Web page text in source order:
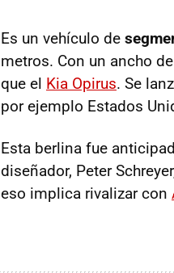
Es un vehículo de
metros. Con un ancho
que el Kia Opirus. Se
por ejemplo Estados
Esta berlina fue
diseñador, Peter
eso implica rivalizar con